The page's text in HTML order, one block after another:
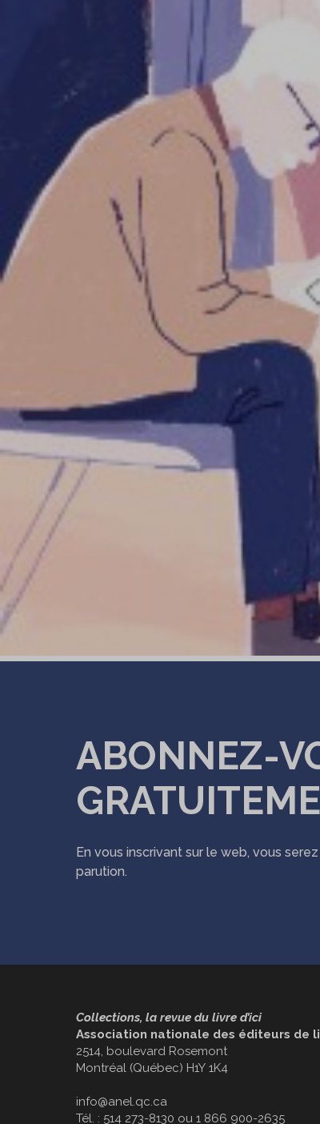
ABONNEZ-
En vous inscrivant sur le web, vous
parution.
Collections, la revue du livre d’ici
Association nationale des éditeurs de
2514, boulevard Rosemont
Montréal (Québec) H1Y 1K4
info@anel.qc.ca
Tél. : 514 273-8130 ou 1 866 900-2635